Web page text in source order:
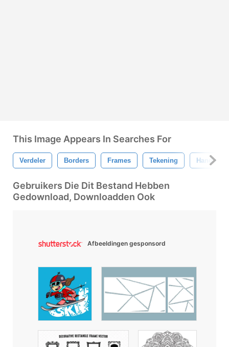
This Image Appears In Searches For
Verdeler Borders Frames Tekening Hand
Gebruikers Die Dit Bestand Hebben
Gedownload, Downloadden Ook
Afbeeldingen gesponsord